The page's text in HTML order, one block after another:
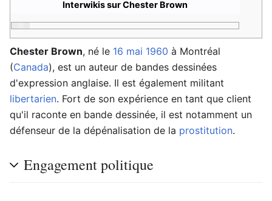
Interwikis sur Chester Brown
Chester Brown, né le 16 mai 1960 à Montréal
(Canada), est un auteur de bandes dessinées
d'expression anglaise. Il est également militant
libertarien. Fort de son expérience en tant que client
qu'il raconte en bande dessinée, il est notamment un
défenseur de la dépénalisation de la prostitution.
Engagement politique